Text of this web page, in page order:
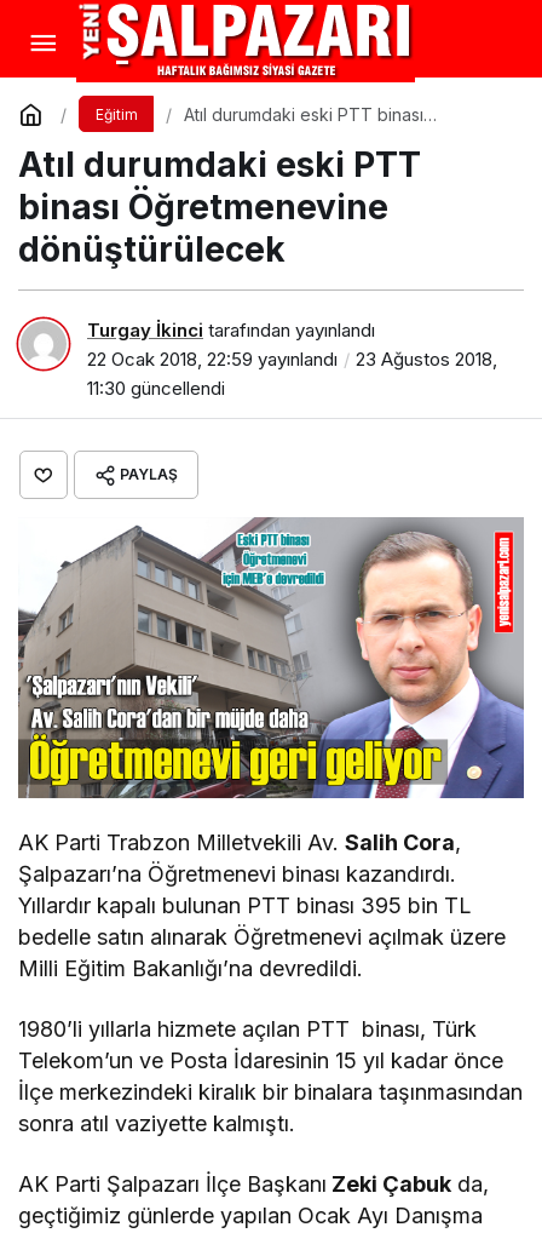
Eğitim
Atıl durumdaki eski PTT binası
Atıl durumdaki eski PTT
binası Öğretmenevine
dönüştürülecek
Turgay İkinci tarafından yayınlandı
22 Ocak 2018, 22:59 yayınlandı
23 Ağustos 2018,
11:30 güncellendi
PAYLAŞ
AK Parti Trabzon Milletvekili Av.Salih Cora,
Şalpazarı’na Öğretmenevi binası kazandırdı.
Yıllardır kapalı bulunan PTT binası 395 bin TL
bedelle satın alınarak Öğretmenevi açılmak üzere
Milli Eğitim Bakanlığı’na devredildi.
1980’li yıllarla hizmete açılan PTT binası, Türk
Telekom’un ve Posta İdaresinin 15 yıl kadar önce
İlçe merkezindeki kiralık bir binalara taşınmasından
sonra atıl vaziyette kalmıştı.
AK Parti Şalpazarı İlçe Başkanı Zeki Çabuk da,
geçtiğimiz günlerde yapılan Ocak Ayı Danışma